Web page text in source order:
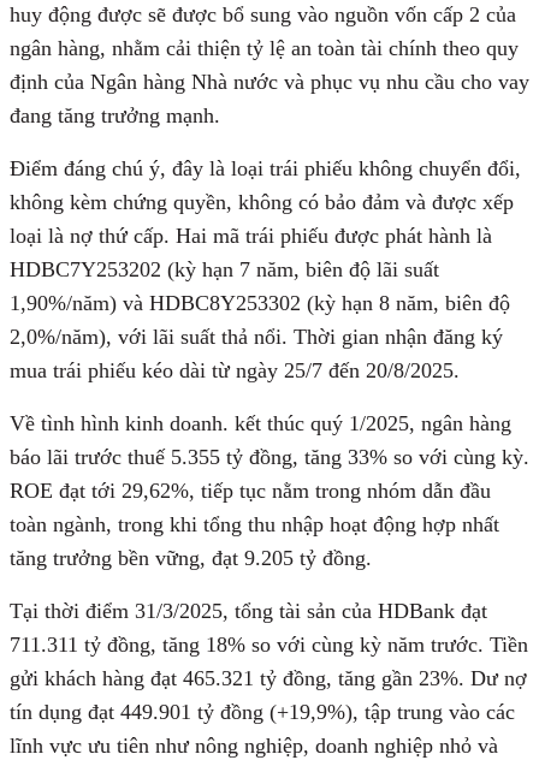
huy động được sẽ được bổ sung vào nguồn vốn cấp 2 của
ngân hàng, nhằm cải thiện tỷ lệ an toàn tài chính theo quy
định của Ngân hàng Nhà nước và phục vụ nhu cầu cho vay
đang tăng trưởng mạnh.
Điểm đáng chú ý, đây là loại trái phiếu không chuyển đổi,
không kèm chứng quyền, không có bảo đảm và được xếp
loại là nợ thứ cấp. Hai mã trái phiếu được phát hành là
HDBC7Y253202 (kỳ hạn 7 năm, biên độ lãi suất
1,90%/năm) và HDBC8Y253302 (kỳ hạn 8 năm, biên độ
2,0%/năm), với lãi suất thả nổi. Thời gian nhận đăng ký
mua trái phiếu kéo dài từ ngày 25/7 đến 20/8/2025.
Về tình hình kinh doanh. kết thúc quý 1/2025, ngân hàng
báo lãi trước thuế 5.355 tỷ đồng, tăng 33% so với cùng kỳ.
ROE đạt tới 29,62%, tiếp tục nằm trong nhóm dẫn đầu
toàn ngành, trong khi tổng thu nhập hoạt động hợp nhất
tăng trưởng bền vững, đạt 9.205 tỷ đồng.
Tại thời điểm 31/3/2025, tổng tài sản của HDBank đạt
711.311 tỷ đồng, tăng 18% so với cùng kỳ năm trước. Tiền
gửi khách hàng đạt 465.321 tỷ đồng, tăng gần 23%. Dư nợ
tín dụng đạt 449.901 tỷ đồng (+19,9%), tập trung vào các
lĩnh vực ưu tiên như nông nghiệp, doanh nghiệp nhỏ và